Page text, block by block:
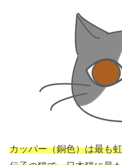
カッパー（銅色）は最も